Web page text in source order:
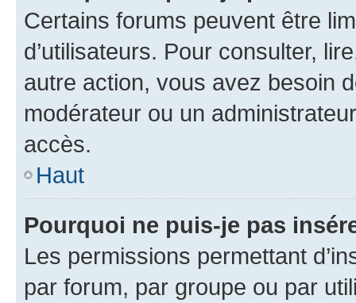
Certains forums peuvent être
d’utilisateurs. Pour consulter,
autre action, vous avez besoin
modérateur ou un
accès.
Haut
Pourquoi ne puis-je pas
Les permissions permettant
par forum, par groupe ou par